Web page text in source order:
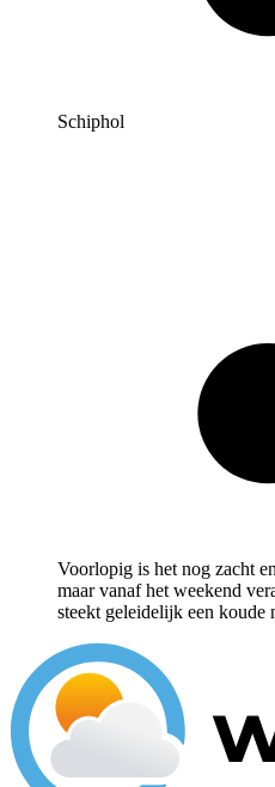
Schiphol
Voorlopig is het nog zacht
maar vanaf het weekend
steekt geleidelijk een koude